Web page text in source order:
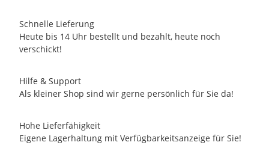
Schnelle Lieferung
Heute bis 14 Uhr bestellt und bezahlt, heute noch
verschickt!
Hilfe & Support
Als kleiner Shop sind wir gerne persönlich für Sie da!
Hohe Lieferfähigkeit
Eigene Lagerhaltung mit Verfügbarkeitsanzeige für Sie!